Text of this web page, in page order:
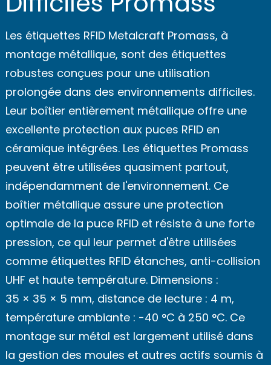
Les étiquettes RFID Metalcraft Promass, à
montage métallique, sont des étiquettes
robustes conçues pour une utilisation
prolongée dans des environnements difficiles.
Leur boîtier entièrement métallique offre une
excellente protection aux puces RFID en
céramique intégrées. Les étiquettes Promass
peuvent être utilisées quasiment partout,
indépendamment de l'environnement. Ce
boîtier métallique assure une protection
optimale de la puce RFID et résiste à une forte
pression, ce qui leur permet d'être utilisées
comme étiquettes RFID étanches, anti-collision
UHF et haute température. Dimensions :
35 × 35 × 5 mm, distance de lecture : 4 m,
température ambiante : -40 °C à 250 °C. Ce
montage sur métal est largement utilisé dans
la gestion des moules et autres actifs soumis à